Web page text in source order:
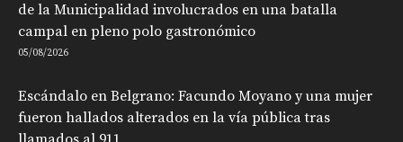
de la Municipalidad involucrados en una batalla
campal en pleno polo gastronómico
05/08/2026
Escándalo en Belgrano: Facundo Moyano y una mujer
fueron hallados alterados en la vía pública tras